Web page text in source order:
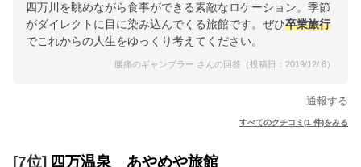
四万川を眺めながら食事ができる素敵なロケーション。季節
がダイレクトに目に染み込んでくる旅館です。ぜひ卒業旅行
でこれからの人生をゆっくり考えてください。
腰痛のギャンブラー さんの回答（投稿日：2019/12/ 8）
通報する
すべてのクチコミ(1 件)をみる
[7位] 四万温泉 あやめや旅館